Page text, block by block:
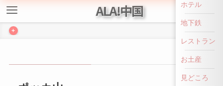
ポッカ山
ホテル
地下鉄
レストラン
お土産
見どころ